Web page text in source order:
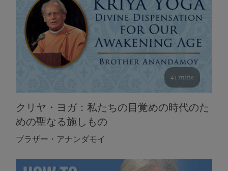
41 mins
クリヤ・ヨガ：私たちの目覚めの時代のた
めの聖なる施しもの
ブラザー・アナンダモイ